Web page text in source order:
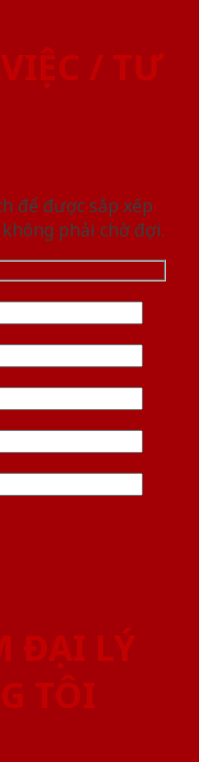
/ TƯ
để được sắp xếp
phải chờ đợi.
ĐẠI LÝ
TÔI